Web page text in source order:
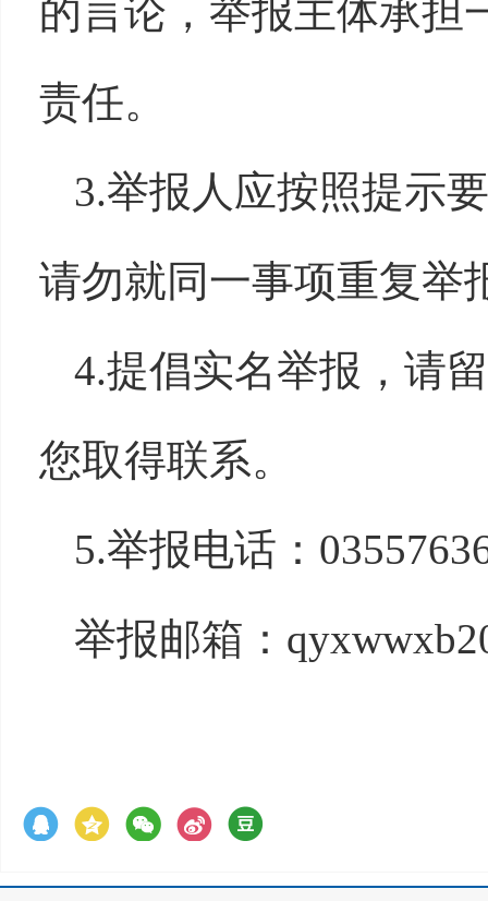
的言论，举报主体承担
责任。
3.举报人应按照提示
请勿就同一事项重复举
4.提倡实名举报，请
您取得联系。
5.举报电话：
举报邮箱：